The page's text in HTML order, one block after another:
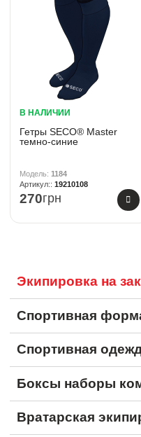
В НАЛИЧИИ
Гетры SECO® Master
темно-синие
1184
19210108
270грн
Экипировка на
Спортивная
Спортивная
Боксы наборы
Вратарская